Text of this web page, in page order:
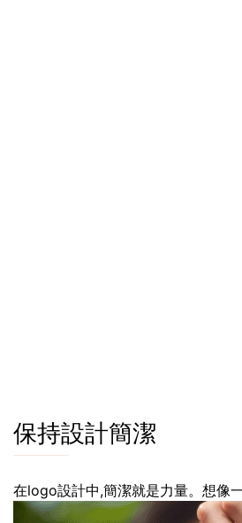
保持設計簡潔
在logo設計中,簡潔就是力量。想像